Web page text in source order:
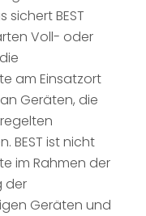
BEST
Voll- oder
am Einsatzort
Geräten, die
BEST ist nicht
im Rahmen der
der
Geräten und